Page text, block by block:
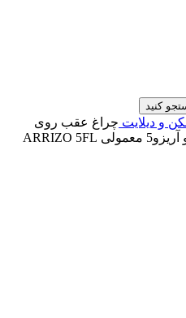
کنید
و دیلایت چراغ عقب روی